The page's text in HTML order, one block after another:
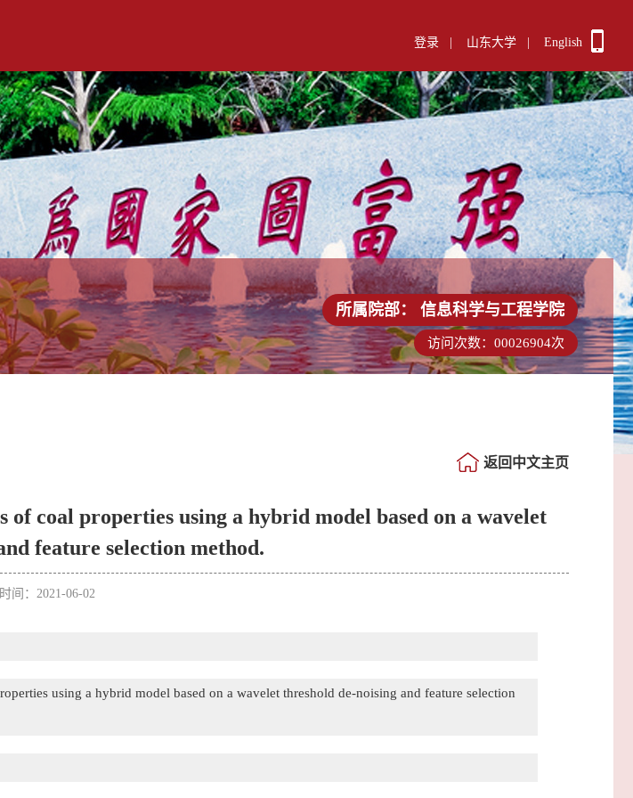
登录 山东大学 English
所属院部： 信息科学与工程学院
访问次数： 00026904次
返回中文主页
coal properties using a hybrid model based on a wavelet
feature selection method.
间：2021-06-02
using a hybrid model based on a wavelet threshold de-noising and feature selection